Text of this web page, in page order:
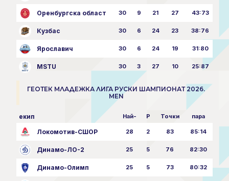
Оренбургска област 30 9 21 27 43:73
Кузбас 30 6 24 23 38:76
Ярославич 30 6 24 19 31:80
MSTU 30 3 27 10 25:87
ГЕОТЕК МЛАДЕЖКА ЛИГА РУСКИ ШАМПИОНАТ 2026.
MEN
екип Най- P Точки пара
Локомотив-СШОР 28 2 83 85:14
Динамо-ЛО-2 25 5 76 82:30
Динамо-Олимп 25 5 73 80:32